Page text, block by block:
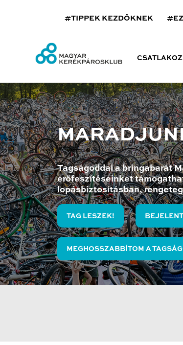
#TIPPEK KEZDŐKNEK
Tagságoddal a bringabarát
erőfeszítéseinket
lopásbiztosításban,
TAG LESZEK!
MEGHOSSZABBÍTOM A